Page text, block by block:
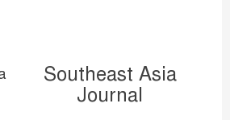
Southeast Asia
Journal